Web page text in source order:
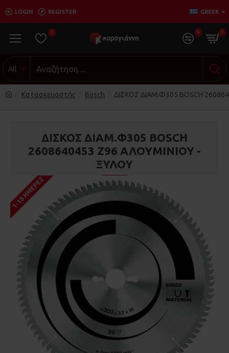
LOGIN REGISTER GREEK
0 0 0
All
Κατασκευαστής Bosch ΔΙΣΚΟΣ ΔΙΑΜ.Φ305 BOSCH
ΔΙΣΚΟΣ ΔΙΑΜ.Φ305 BOSCH
2608640453 Z96 ΑΛΟΥΜΙΝΙΟΥ -
ΞΥΛΟΥ
1-10 ΗΜΈΡΕΣ